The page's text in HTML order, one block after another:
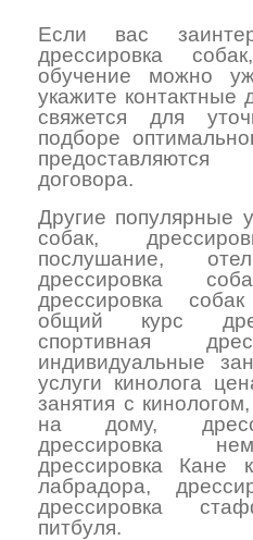
Если вас
дрессировка
обучение можно
укажите
свяжется для
подборе
договора.
Другие популярные
собак,
послушание,
дрессировка
дрессировка
общий курс
спортивная
индивидуальные
услуги кинолога
занятия с кинологом,
на дому,
дрессировка
дрессировка Кане
лабрадора,
дрессировка
питбуля.